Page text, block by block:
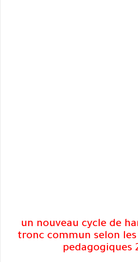
un nouveau cycle de
tronc commun selon
pedagogiques